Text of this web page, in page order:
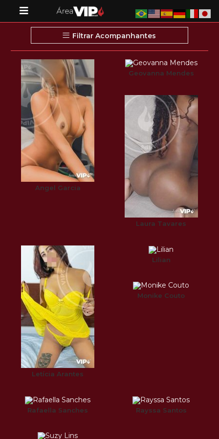
Filtrar Acompanhantes
Angel Garcia
Geovanna Mendes
Laura Tavares
Letícia Arantes
Lilian
Monike Couto
Rafaella Sanches Rayssa Santos